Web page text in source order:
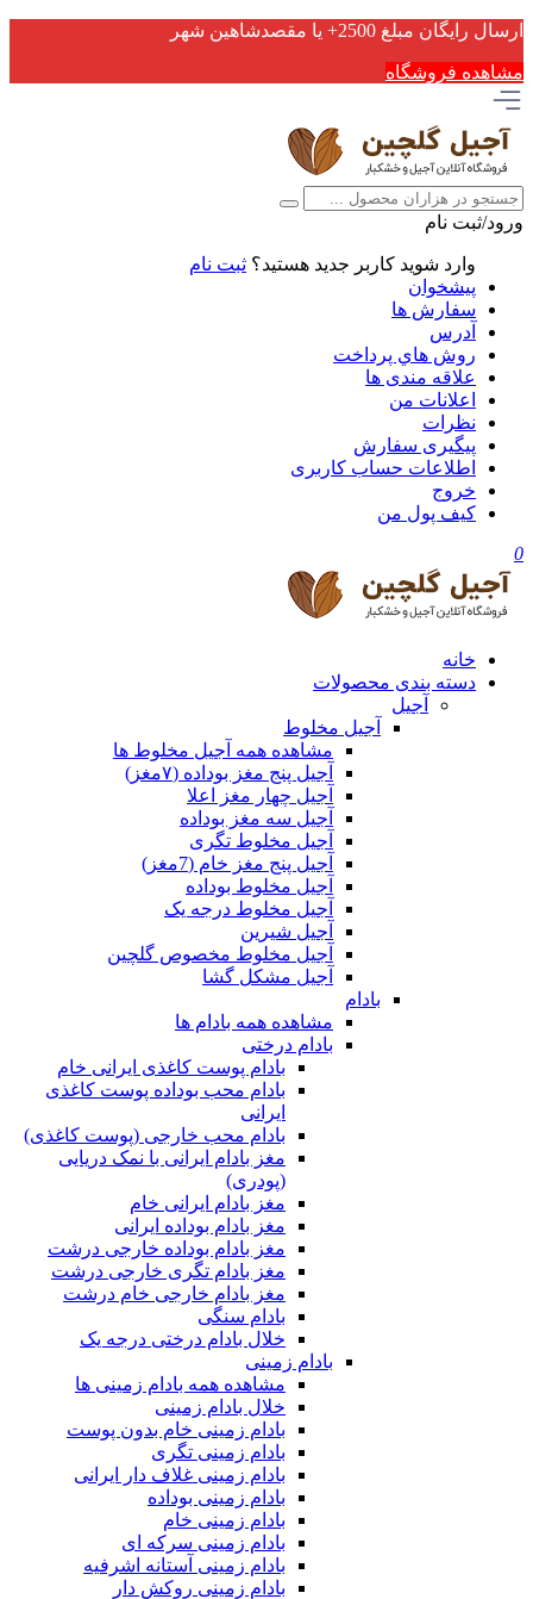
ارسال رایگان مبلغ 2500+ یا مقصدشاهین شهر
مشاهده فروشگاه
ورود/ثبت نام
وارد شوید کاربر جدید هستید؟ ثبت نام
پیشخوان
سفارش ها
آدرس
روش هاي پرداخت
علاقه مندی ها
اعلانات من
نظرات
پیگیری سفارش
اطلاعات حساب كاربری
خروج
کیف پول من
0
خانه
دسته بندی محصولات
آجیل
آجیل مخلوط
مشاهده همه آجیل مخلوط ها
آجیل پنج مغز بوداده (۷مغز)
آجیل چهار مغز اعلا
آجیل سه مغز بوداده
آجیل مخلوط تگری
آجیل پنج مغز خام (7مغز)
آجیل مخلوط بوداده
آجیل مخلوط درجه یک
آجیل شیرین
آجیل مخلوط مخصوص گلچین
آجیل مشکل گشا
بادام
مشاهده همه بادام ها
بادام درختی
بادام پوست کاغذی ایرانی خام
بادام محب بوداده پوست کاغذی
ایرانی
بادام محب خارجی (پوست کاغذی)
مغز بادام ایرانی با نمک دریایی
(پودری)
مغز بادام ایرانی خام
مغز بادام بوداده ایرانی
مغز بادام بوداده خارجی درشت
مغز بادام تگری خارجی درشت
مغز بادام خارجی خام درشت
بادام سنگی
خلال بادام درختی درجه یک
بادام زمینی
مشاهده همه بادام زمینی ها
خلال بادام زمینی
بادام زمینی خام بدون پوست
بادام زمینی تگری
بادام زمینی غلاف دار ایرانی
بادام زمینی بوداده
بادام زمینی خام
بادام زمینی سرکه ای
بادام زمینی آستانه اشرفیه
بادام زمینی روکش دار